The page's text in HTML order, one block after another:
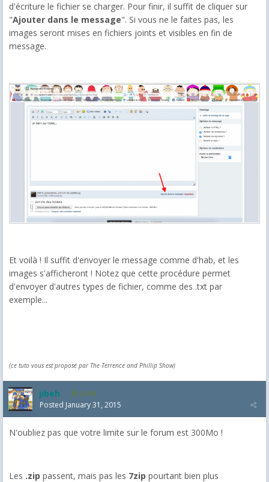
d'écriture le fichier se charger. Pour finir, il suffit de cliquer sur
"Ajouter dans le message". Si vous ne le faites pas, les
images seront mises en fichiers joints et visibles en fin de
message.
Et voilà ! Il suffit d'envoyer le message comme d'hab, et les
images s'afficheront ! Notez que cette procédure permet
d'envoyer d'autres types de fichier, comme des .txt par
exemple...
(ce tuto vous est proposé par The Terrence and Phillip Show)
jibeh 5,470
Posted January 31, 2015
N'oubliez pas que votre limite sur le forum est 300Mo !
Les .zip passent, mais pas les 7zip pourtant bien plus